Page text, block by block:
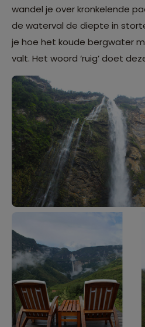
wandel je over kronkelende
de waterval de diepte in
je hoe het koude bergwater
valt. Het woord ‘ruig’ doet